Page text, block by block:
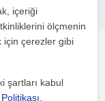
içeriği
ölçmenin
için çerezler gibi
şartları kabul